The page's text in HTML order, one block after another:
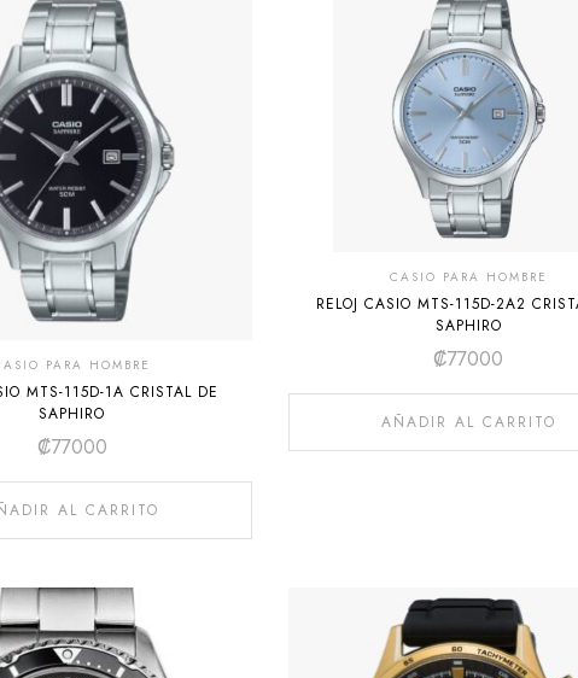
PARA HOMBRE
MTS-115D-1A CRISTAL DE
SAPHIRO
₡77000
AL CARRITO
CASIO PARA HOMBRE
RELOJ CASIO MTS-115D-2A2
SAPHIRO
₡77000
AÑADIR AL CARRITO